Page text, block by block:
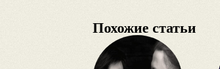
Похожие статьи